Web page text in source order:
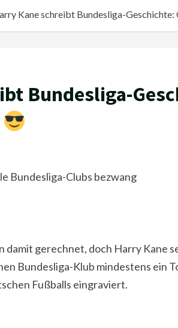
Kane schreibt Bundesliga-
Bundesliga-
Bundesliga-Clubs bezwang
damit gerechnet, doch Harry
Bundesliga-Klub mindestens ein
Fußballs eingraviert.